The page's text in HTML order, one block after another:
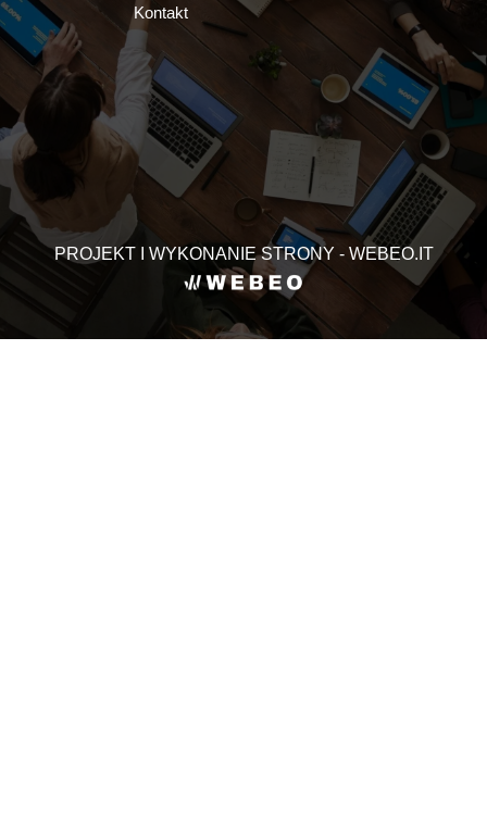
Kontakt
PROJEKT I WYKONANIE STRONY - WEBEO.IT